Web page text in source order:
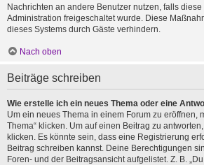
Nachrichten an andere Benutzer nutzen, falls
Administration freigeschaltet wurde. Diese
dieses Systems durch Gäste verhindern.
Nach oben
Beiträge schreiben
Wie erstelle ich ein neues Thema oder eine
Um ein neues Thema in einem Forum zu eröffnen,
Thema“ klicken. Um auf einen Beitrag zu
klicken. Es könnte sein, dass eine Registrierung
Beitrag schreiben kannst. Deine Berechtigungen
Foren- und der Beitragsansicht aufgelistet. Z. B.